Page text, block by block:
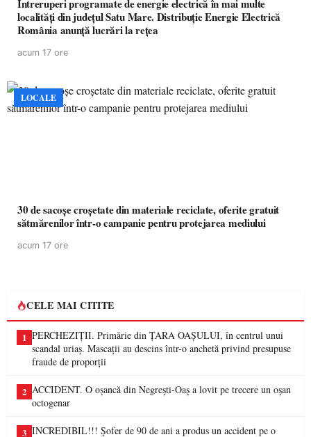
Întreruperi programate de energie electrică în mai multe
localități din județul Satu Mare. Distribuție Energie Electrică
România anunță lucrări la rețea
acum 17 ore
LOCALE
30 de sacoșe croșetate din materiale reciclate, oferite gratuit
sătmărenilor într-o campanie pentru protejarea mediului
acum 17 ore
CELE MAI CITITE
1 PERCHEZIȚII. Primărie din ȚARA OAȘULUI, în centrul unui
scandal uriaș. Mascații au descins într-o anchetă privind presupuse
fraude de proporții
2 ACCIDENT. O oșancă din Negrești-Oaș a lovit pe trecere un oșan
octogenar
3 INCREDIBIL!!! Șofer de 90 de ani a produs un accident pe o